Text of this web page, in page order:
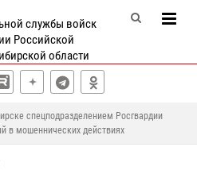
службы войск
Российской
области
спецподразделением Росгвардии
в мошеннических действиях